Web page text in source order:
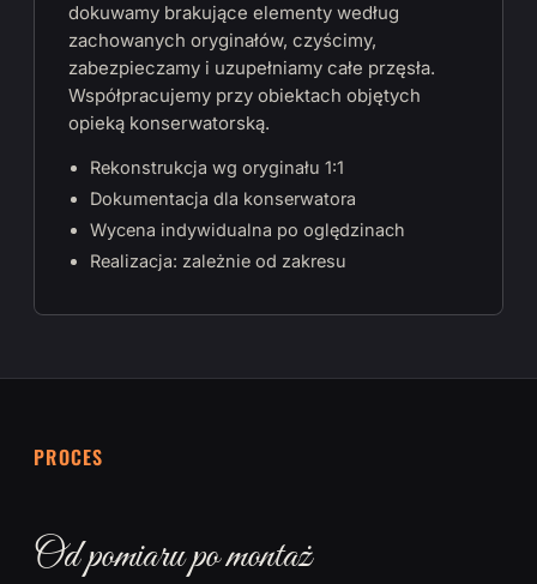
dokuwamy brakujące elementy według
zachowanych oryginałów, czyścimy,
zabezpieczamy i uzupełniamy całe przęsła.
Współpracujemy przy obiektach objętych
opieką konserwatorską.
Rekonstrukcja wg oryginału 1:1
Dokumentacja dla konserwatora
Wycena indywidualna po oględzinach
Realizacja: zależnie od zakresu
PROCES
Od pomiaru po montaż